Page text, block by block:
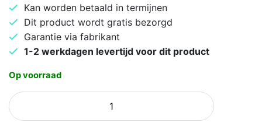
Kan worden betaald in termijnen
Dit product wordt gratis bezorgd
Garantie via fabrikant
1-2 werkdagen levertijd voor dit product
Op voorraad
DeLonghi
Dedica